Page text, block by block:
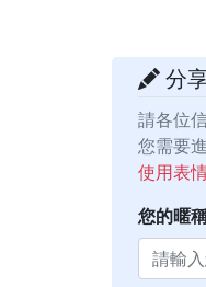
分
請各位
您需要
使用表
您的暱